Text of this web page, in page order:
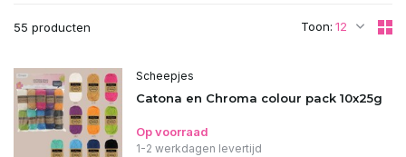
55 producten Toon:
Scheepjes
Catona en Chroma colour pack 10x25g
Op voorraad
1-2 werkdagen levertijd